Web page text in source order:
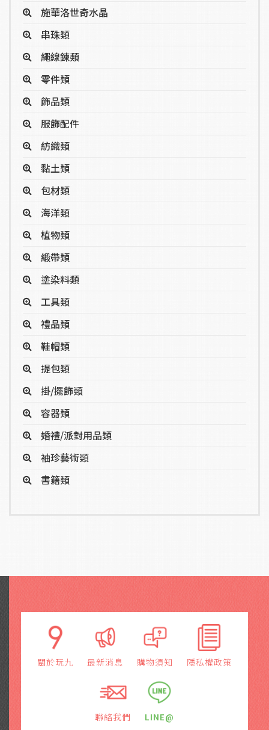
施華洛世奇水晶
串珠類
繩線鍊類
零件類
飾品類
服飾配件
紡織類
黏土類
包材類
海洋類
植物類
緞帶類
塗染料類
工具類
禮品類
鞋帽類
提包類
掛/擺飾類
容器類
婚禮/派對用品類
袖珍藝術類
書籍類
關於玩九 最新消息 購物須知 隱私權政策
聯絡我們 LINE@